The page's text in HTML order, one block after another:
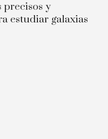
precisos y
estudiar galaxias